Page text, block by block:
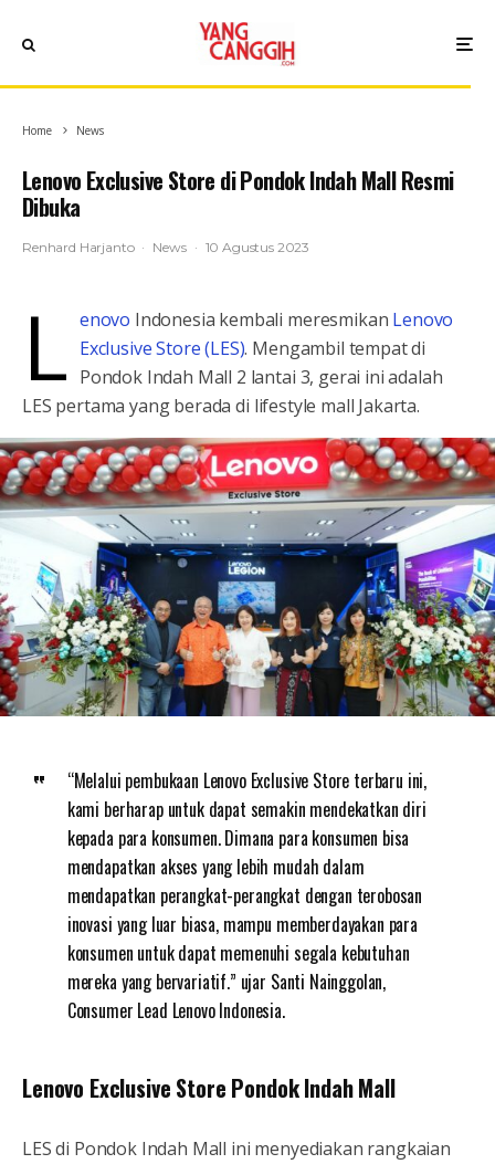
Home News
Lenovo Exclusive Store di Pondok Indah Mall Resmi
Dibuka
Renhard Harjanto · News · 10 Agustus 2023
L enovo Indonesia kembali meresmikan Lenovo
Exclusive Store (LES). Mengambil tempat di
Pondok Indah Mall 2 lantai 3, gerai ini adalah
LES pertama yang berada di lifestyle mall Jakarta.
“Melalui pembukaan Lenovo Exclusive Store terbaru ini,
kami berharap untuk dapat semakin mendekatkan diri
kepada para konsumen. Dimana para konsumen bisa
mendapatkan akses yang lebih mudah dalam
mendapatkan perangkat-perangkat dengan terobosan
inovasi yang luar biasa, mampu memberdayakan para
konsumen untuk dapat memenuhi segala kebutuhan
mereka yang bervariatif.” ujar Santi Nainggolan,
Consumer Lead Lenovo Indonesia.
Lenovo Exclusive Store Pondok Indah Mall
LES di Pondok Indah Mall ini menyediakan rangkaian